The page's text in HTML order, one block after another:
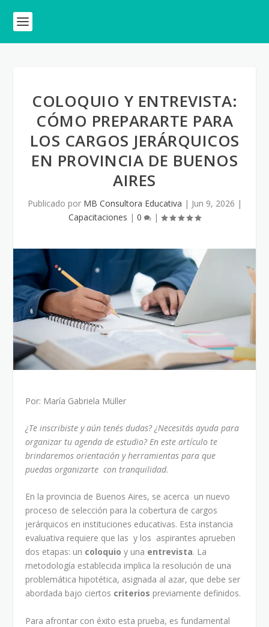
COLOQUIO Y ENTREVISTA:
CÓMO PREPARARTE PARA
LOS CARGOS JERÁRQUICOS
EN PROVINCIA DE BUENOS
AIRES
Publicado por MB Consultora Educativa | Jun 9, 2026 |
Capacitaciones | 0 |
Por: María Gabriela Müller
¿Te inscribiste y aún tenés dudas? ¿Necesitás ayuda para
organizar tu agenda de estudio? En este artículo te
brindaremos orientación y herramientas para que
puedas organizarte con tranquilidad.
En la provincia de Buenos Aires, se acerca un nuevo
proceso de selección para la cobertura de cargos
jerárquicos en instituciones educativas. Esta instancia
evaluativa requiere que las y los aspirantes aprueben
dos etapas: un coloquio y una entrevista. La
metodología establecida implica la resolución de una
problemática hipotética, asignada al azar, que debe ser
abordada bajo ciertos criterios previamente definidos.
Para afrontar con éxito esta prueba, es fundamental